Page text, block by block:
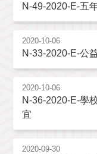
N-49-2020-E-五
2020-10-06
N-33-2020-E-公
2020-10-06
N-36-2020-E-學
宜
2020-09-30